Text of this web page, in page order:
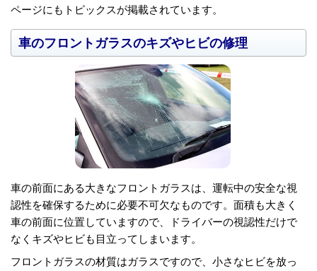
ページにもトピックスが掲載されています。
車のフロントガラスのキズやヒビの修理
車の前面にある大きなフロントガラスは、運転中の安全な視
認性を確保するために必要不可欠なものです。面積も大きく
車の前面に位置していますので、ドライバーの視認性だけで
なくキズやヒビも目立ってしまいます。
フロントガラスの材質はガラスですので、小さなヒビを放っ